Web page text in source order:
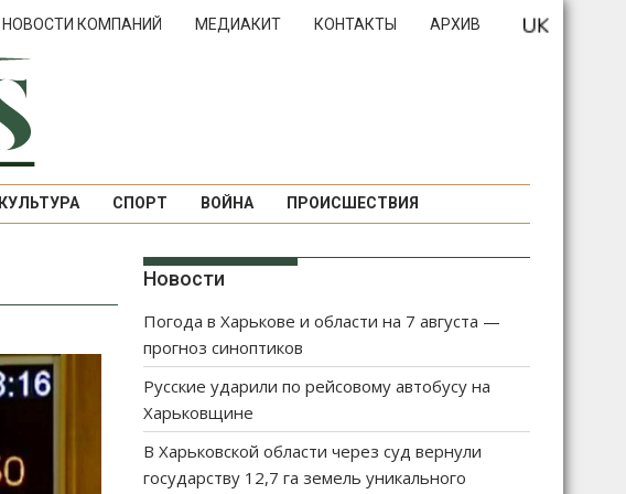
НОВОСТИ КОМПАНИЙ МЕДИАКИТ КОНТАКТЫ АРХИВ
КУЛЬТУРА СПОРТ ВОЙНА ПРОИСШЕСТВИЯ
Новости
Погода в Харькове и области на 7 августа —
прогноз синоптиков
Русские ударили по рейсовому автобусу на
Харьковщине
В Харьковской области через суд вернули
государству 12,7 га земель уникального